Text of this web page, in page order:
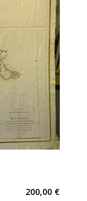
200,00 €